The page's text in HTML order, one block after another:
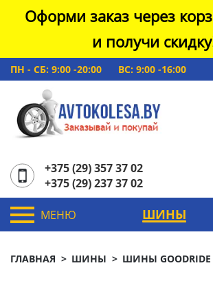
Оформи заказ через
и получи
ПН - СБ: 9:00 -20:00 ВС: 9:00 -16:00
+375 (29) 357 37 02
+375 (29) 237 37 02
МЕНЮ ШИНЫ
ГЛАВНАЯ ШИНЫ ШИНЫ GOODRIDE